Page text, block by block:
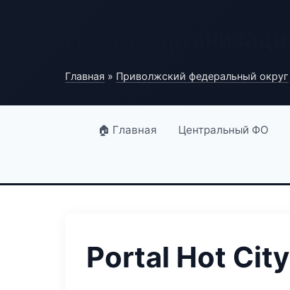
Главная » Приволжский федеральный округ
🏠 Главная Центральный ФО
Portal Hot City